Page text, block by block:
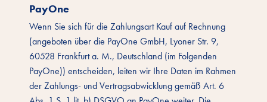
PayOne
Wenn Sie sich für die Zahlungsart Kauf auf Rechnung
(angeboten über die PayOne GmbH, Lyoner Str. 9,
60528 Frankfurt a. M., Deutschland (im Folgenden
PayOne)) entscheiden, leiten wir Ihre Daten im Rahmen
der Zahlungs- und Vertragsabwicklung gemäß Art. 6